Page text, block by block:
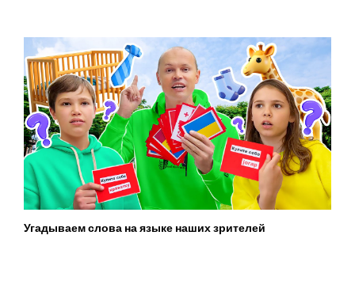
Угадываем слова на языке наших зрителей